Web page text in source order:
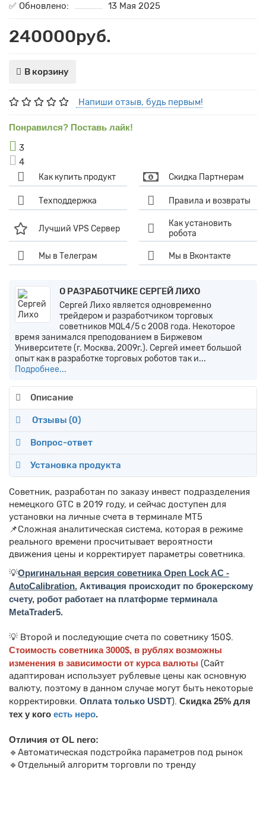
✅ Обновлено:
13 Мая 2025
240000руб.
В корзину
Напиши отзыв, будь первым!
Понравился? Поставь лайк!
3
4
Как купить продукт Скидка Партнерам
Техподдержка Правила и возвраты
Лучший VPS Сервер
Как установить
робота
Мы в Телеграм Мы в Вконтакте
О РАЗРАБОТЧИКЕ СЕРГЕЙ ЛИХО
Сергей Лихо является одновременно
трейдером и разработчиком торговых
советников MQL4/5 с 2008 года. Некоторое
время занимался преподованием в Биржевом
Университете (г. Москва, 2009г.). Сергей имеет большой
опыт как в разработке торговых роботов так и...
Подробнее...
Описание
Отзывы (0)
Вопрос-ответ
Установка продукта
Советник, разработан по заказу инвест подразделения
немецкого GTC в 2019 году, и сейчас доступен для
установки на личные счета в терминале МТ5
📌Сложная аналитическая система, которая в режиме
реального времени просчитывает вероятности
движения цены и корректирует параметры советника.
💡Оригинальная версия советника Open Lock AC -
AutoСalibration. Активация происходит по брокерскому
счету, робот работает на платформе терминала
MetaTrader5.
💡 Второй и последующие счета по советнику 150$.
Стоимость советника 3000$, в рублях возможны
изменения в зависимости от курса валюты (Сайт
адаптирован использует рублевые цены как основную
валюту, поэтому в данном случае могут быть некоторые
корректировки. Оплата только USDT). Скидка 25% для
тех у кого есть неро.
Отличия от OL nero:
🔹Автоматическая подстройка параметров под рынок
🔹Отдельный алгоритм торговли по тренду